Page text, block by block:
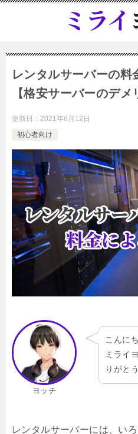
レンタルサーバーの料
【格安サーバーのデメ
更新日： 2021年6月12日
初心者向け
ヨッチ
こんに
ミライ
りがと
レンタルサーバーには、い